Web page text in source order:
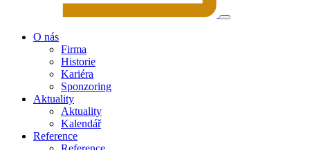
O nás
Firma
Historie
Kariéra
Sponzoring
Aktuality
Aktuality
Kalendář
Reference